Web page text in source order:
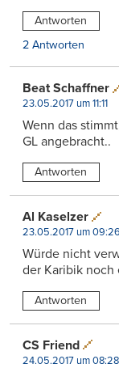
Antworten
2 Antworten
Beat Schaffner
23.05.2017 um 11:11
Wenn das
GL angebracht..
Antworten
Al Kaselzer
23.05.2017 um 09:26
Würde nicht
der Karibik noch
Antworten
CS Friend
24.05.2017 um 08:28